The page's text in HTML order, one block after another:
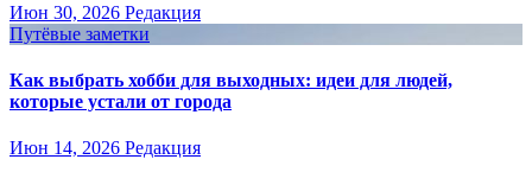
Июн 30, 2026 Редакция
Путёвые заметки
Как выбрать хобби для выходных: идеи для людей,
которые устали от города
Июн 14, 2026 Редакция